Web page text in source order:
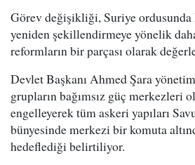
Görev değişikliği, Suriye ordusunda
yeniden şekillendirmeye yönelik
reformların bir parçası olarak
Devlet Başkanı Ahmed Şara
grupların bağımsız güç merkezleri
engelleyerek tüm askeri yapıları
bünyesinde merkezi bir komuta
hedeflediği belirtiliyor.